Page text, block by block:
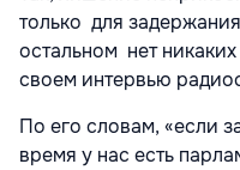
только для
остальном нет
своем интервью
По его словам, «если
время у нас есть